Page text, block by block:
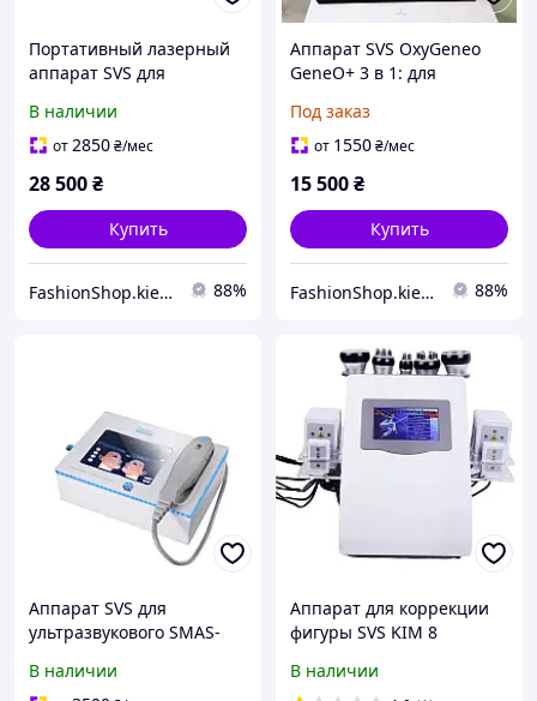
Портативный лазерный
аппарат SVS для
карбонового пилинга Q-
Switched ND:YAG лазер
В наличии
от2850₴/мес
28 500₴
Купить
FashionShop.kiev.ua - Материалы для красоты 88%
Аппарат SVS OxyGeneo
GeneO+ 3 в 1: для
лифтинга и
ультразвуковой
Под заказ
от 1550₴/мес
15 500₴
Купить
FashionShop.kiev.ua - Материалы для красоты 88%
Аппарат SVS для
ультразвукового SMAS-
картриджами, для
В наличии
Аппарат для коррекции
фигуры SVS KIM 8
вакуум, лазерный
В наличии